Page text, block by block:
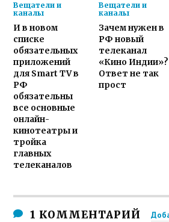
Вещатели и
каналы
И в новом
списке
обязательных
приложений
для Smart TV в
РФ
обязательны
все основные
онлайн-
кинотеатры и
тройка
главных
телеканалов
Вещатели и
каналы
Зачем нужен в
РФ новый
телеканал
«Кино Индии»?
Ответ не так
прост
1 КОММЕНТАРИЙ